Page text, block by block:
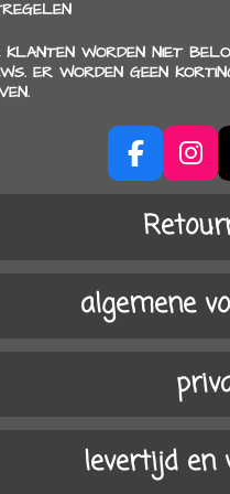
KLANTEN WORDEN NIET
ER WORDEN GEEN
F
a
b
o
k
I
n
s
t
a
r
a
m
algemene
levertijd en